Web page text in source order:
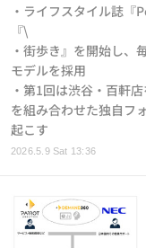
2026.5.9 Sat 13:36
・ライフスタイル誌
『\
・街歩き』を開始し、
モデルを採用
・第1回は渋谷・百軒
を組み合わせた独自フ
起こす